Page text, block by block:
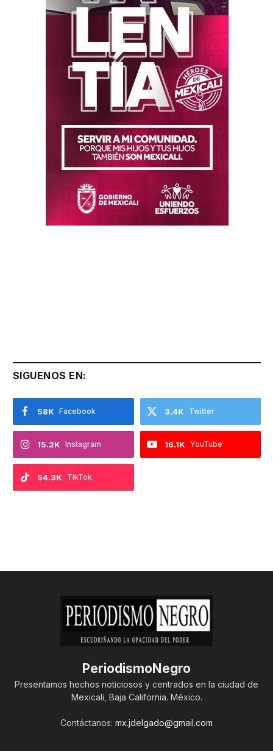
SIGUENOS EN:
Facebook
58K Twitter
3.4K
Instagram
15.2K YouTube
16.1K
TikTok
54.3K
PeriodismoNegro
Presentamos hechos noticiosos y centrados en la ciudad de
Mexicali, Baja California. México.
Contáctanos: mx.jdelgado@gmail.com